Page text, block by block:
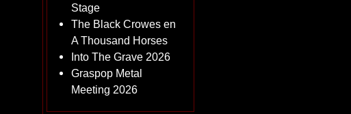
Stage
The Black Crowes en
A Thousand Horses
Into The Grave 2026
Graspop Metal
Meeting 2026